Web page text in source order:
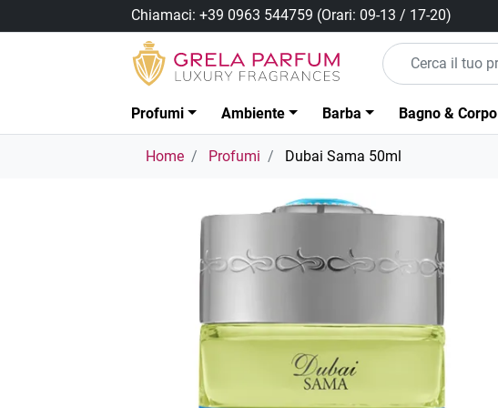
Chiamaci:+39 0963 544759 (Orari: 09-13 / 17-20)
Profumi Ambiente Barba Bagno & Corpo
Home Profumi Dubai Sama 50ml